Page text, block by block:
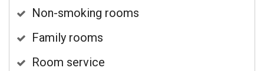
Non-smoking rooms
Family rooms
Room service